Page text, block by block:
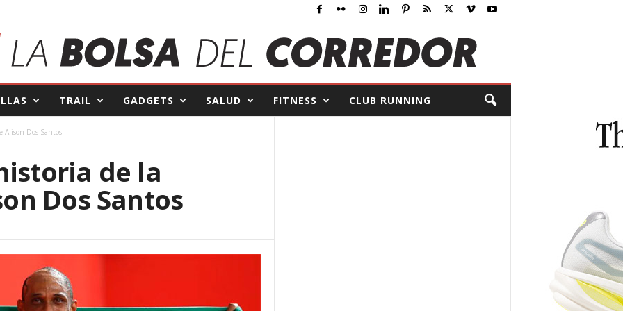
TRAIL GADGETS SALUD FITNESS CLUB RUNNING
Alison Dos Santos
de la
Dos Santos